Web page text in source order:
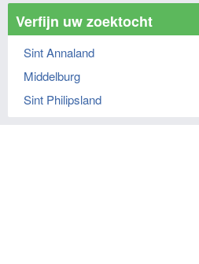
Verfijn uw zoektocht
Sint Annaland
Middelburg
Sint Philipsland